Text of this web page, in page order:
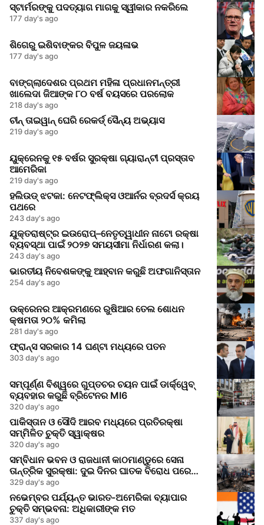
ସ୍ଟାର୍ମରଙ୍କୁ ପଦତ୍ୟାଗ ମାଗକୁ ସ୍ୱୀକାର ନକରିଲେ
177 day's ago
ଶିଗେରୁ ଇଶିବାଙ୍କର ବିପୁଳ ଜୟଳାଭ
177 day's ago
ବାଙ୍ଗ୍ଲାଦେଶର ପ୍ରଥମ ମହିଳା ପ୍ରଧାନମନ୍ତ୍ରୀ
ଖାଲେଦା ଜିଆଙ୍କ ୮୦ ବର୍ଷ ବୟସରେ ପରଲୋକ
218 day's ago
ଚୀନ୍ ତାଇୱାନ୍ ଘେରି ରେକର୍ଡ୍ ସୈନ୍ୟ ଅଭ୍ୟାସ
219 day's ago
ୟୁକ୍ରେନକୁ ୧୫ ବର୍ଷର ସୁରକ୍ଷା ଗ୍ୟାରାନ୍ଟୀ ପ୍ରସ୍ତାବ
ଆମେରିକା
219 day's ago
ହଲିଉଡ୍ ଝଟକା: ନେଟଫ୍ଲିକ୍ସ ଓଆର୍ନର ବ୍ରଦର୍ସ କ୍ରୟ
ପଥରେ
243 day's ago
ଯୁକ୍ତରାଷ୍ଟ୍ର ଇଉରୋପ୍–ନେତୃତ୍ୱାଧୀନ ନାଟୋ ରକ୍ଷା
ବ୍ୟବସ୍ଥା ପାଇଁ ୨୦୨୭ ସମୟସୀମା ନିର୍ଧାରଣ କଲା।
243 day's ago
ଭାରତୀୟ ନିବେଶକଙ୍କୁ ଆହ୍ବାନ କରୁଛି ଅଫଗାନିସ୍ତାନ
254 day's ago
ଉକ୍ରେନର ଆକ୍ରମଣରେ ରୁଷିଆର ତେଲ ଶୋଧନ
କ୍ଷମତା ୨୦% କମିଲା
281 day's ago
ଫ୍ରାନ୍ସ ସରକାର 14 ଘଣ୍ଟା ମଧ୍ୟରେ ପତନ
303 day's ago
ସମ୍ପୂର୍ଣ୍ଣ ବିଶ୍ୱରେ ଗୁପ୍ତଚର ଚୟନ ପାଇଁ ଡାର୍କ୍‌ୱେବ୍
ବ୍ୟବହାର କରୁଛି ବ୍ରିଟେନର MI6
320 day's ago
ପାକିସ୍ତାନ ଓ ସୌଦି ଆରବ ମଧ୍ୟରେ ପ୍ରତିରକ୍ଷା
ସମ୍ମିଳିତ ଚୁକ୍ତି ସ୍ୱାକ୍ଷର
320 day's ago
ସମ୍ବିଧାନ ଭବନ ଓ ରାଜଧାନୀ କାଠମାଣ୍ଡୁରେ ସେନା
ତାନ୍ତ୍ରିକ ସୁରକ୍ଷା: ଦୁଇ ଦିନର ଘାତକ ବିରୋଧ ପରେ
ଆତଙ୍କ ଓ ତନାବ
329 day's ago
ନଭେମ୍ବର ପର୍ଯ୍ୟନ୍ତ ଭାରତ-ଅମେରିକା ବ୍ୟାପାର
ଚୁକ୍ତି ସମ୍ଭବନା: ଅଧିକାରୀଙ୍କ ମତ
337 day's ago